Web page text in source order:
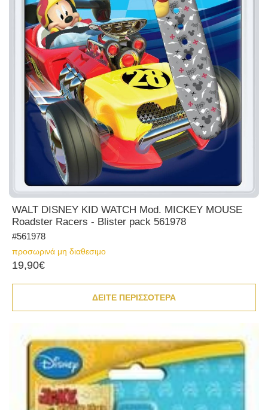
WALT DISNEY KID WATCH Mod. MICKEY MOUSE
Roadster Racers - Blister pack 561978
#561978
προσωρινά μη διαθεσιμο
19,90€
ΔΕΙΤΕ ΠΕΡΙΣΣΟΤΕΡΑ